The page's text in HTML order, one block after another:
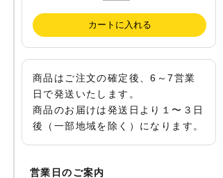
商品はご注文の確定後、6～7営業
日で発送いたします。
商品のお届けは発送日より１〜３日
後（一部地域を除く）になります。
営業日のご案内